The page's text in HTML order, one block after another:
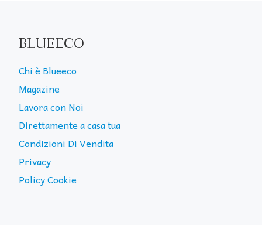
BLUEECO
Chi è Blueeco
Magazine
Lavora con Noi
Direttamente a casa tua
Condizioni Di Vendita
Privacy
Policy Cookie